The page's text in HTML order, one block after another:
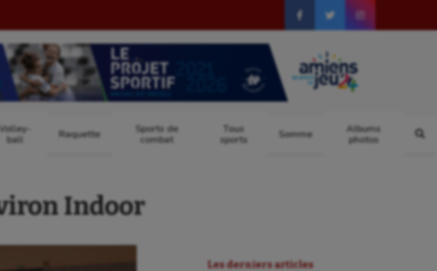
Volley-
ball
Raquette
Sports de
combat
Tous
sports
Somme
Albums
photos
Indoor
Les derniers articles